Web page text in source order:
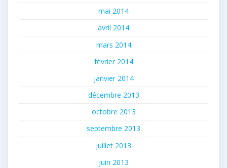
mai 2014
avril 2014
mars 2014
février 2014
janvier 2014
décembre 2013
octobre 2013
septembre 2013
juillet 2013
juin 2013